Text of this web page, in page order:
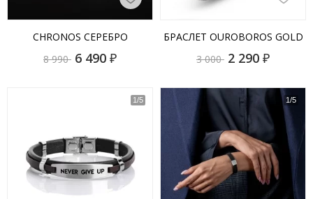
CHRONOS СЕРЕБРО
8 990 6 490 ₽
БРАСЛЕТ OUROBOROS GOLD
3 000 2 290 ₽